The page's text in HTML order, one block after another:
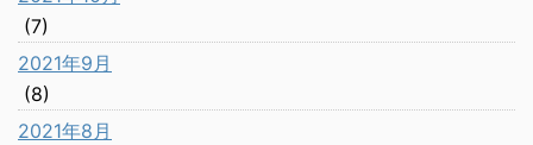
(7)
2021年9月
(8)
2021年8月